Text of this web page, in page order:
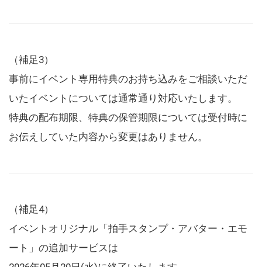
（補足3）
事前にイベント専用特典のお持ち込みをご相談いただ
いたイベントについては通常通り対応いたします。
特典の配布期限、特典の保管期限については受付時に
お伝えしていた内容から変更はありません。
（補足4）
イベントオリジナル「拍手スタンプ・アバター・エモ
ート」の追加サービスは